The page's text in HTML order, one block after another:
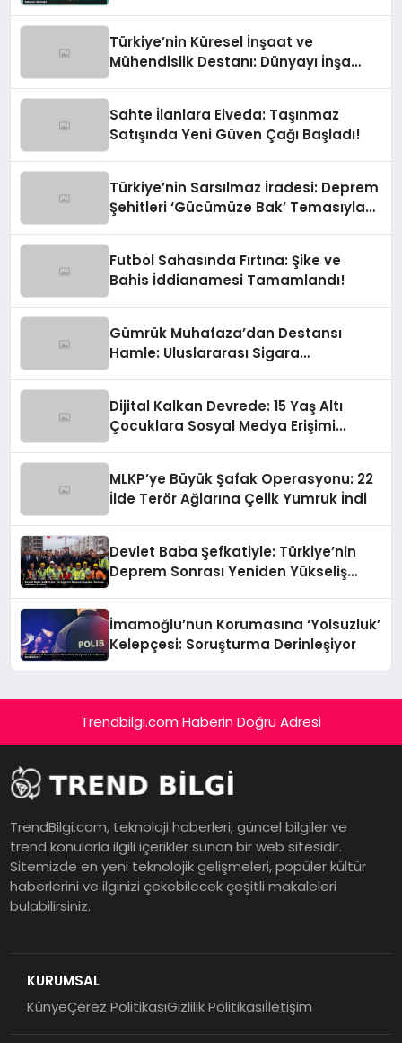
Türkiye’nin Küresel İnşaat ve
Mühendislik Destanı: Dünyayı İnşa
Sahte İlanlara Elveda: Taşınmaz
Satışında Yeni Güven Çağı Başladı!
Türkiye’nin Sarsılmaz İradesi: Deprem
Şehitleri ‘Gücümüze Bak’ Temasıyla
Futbol Sahasında Fırtına: Şike ve
Bahis İddianamesi Tamamlandı!
Gümrük Muhafaza’dan Destansı
Hamle: Uluslararası Sigara
Dijital Kalkan Devrede: 15 Yaş Altı
Çocuklara Sosyal Medya Erişimi
MLKP’ye Büyük Şafak Operasyonu: 22
İlde Terör Ağlarına Çelik Yumruk İndi
Devlet Baba Şefkatiyle: Türkiye’nin
Deprem Sonrası Yeniden Yükseliş
İmamoğlu’nun Korumasına ‘Yolsuzluk’
Kelepçesi: Soruşturma Derinleşiyor
Trendbilgi.com Haberin Doğru Adresi
TrendBilgi.com, teknoloji haberleri, güncel bilgiler ve
trend konularla ilgili içerikler sunan bir web sitesidir.
Sitemizde en yeni teknolojik gelişmeleri, popüler kültür
haberlerini ve ilginizi çekebilecek çeşitli makaleleri
bulabilirsiniz.
KURUMSAL
KünyeÇerez PolitikasıGizlilik Politikasıİletişim